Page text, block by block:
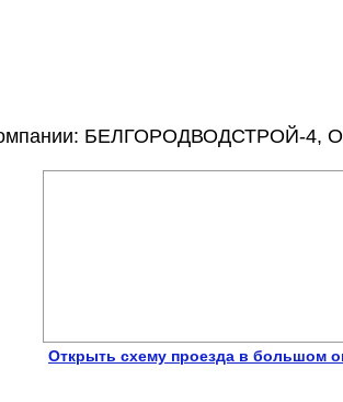
БЕЛГОРОДВОДСТРОЙ-4,
Открыть схему проезда в большом